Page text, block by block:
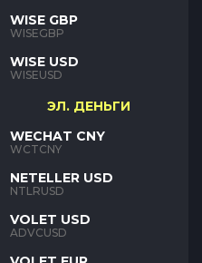
WISE GBP
WISEGBP
WISE USD
WISEUSD
ЭЛ. ДЕНЬГИ
WECHAT CNY
WCTCNY
NETELLER USD
NTLRUSD
VOLET USD
ADVCUSD